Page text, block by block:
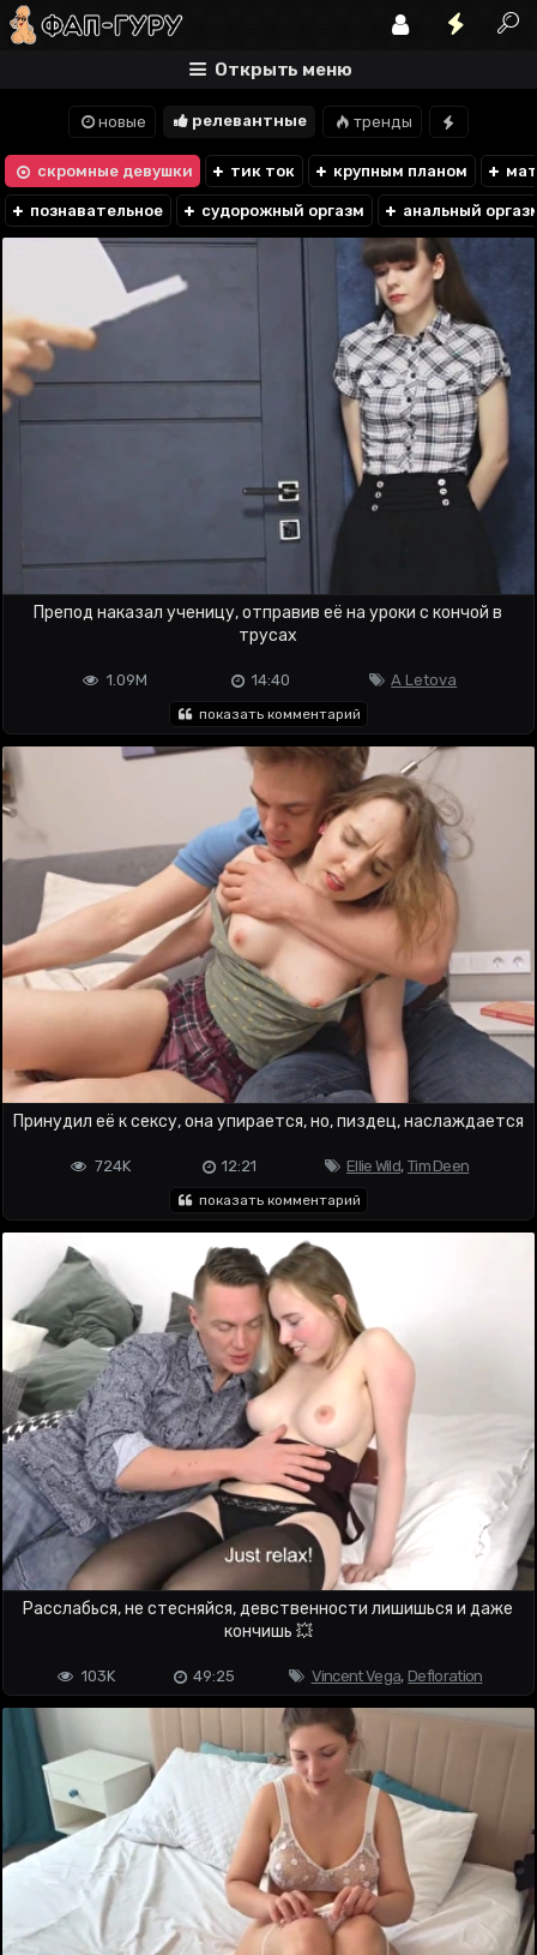
Открыть меню
новые релевантные тренды
скромные девушки тик ток крупным планом
познавательное судорожный оргазм анальный
Препод наказал ученицу, отправив её на уроки с кончой в
трусах
A Letova
14:40
1.09M
показать комментарий
Принудил её к сексу, она упирается, но, пиздец, наслаждается
Ellie Wild, Tim Deen
12:21
724K
показать комментарий
Расслабься, не стесняйся, девственности лишишься и даже
кончишь 💥
Vincent Vega, Defloration
49:25
103K